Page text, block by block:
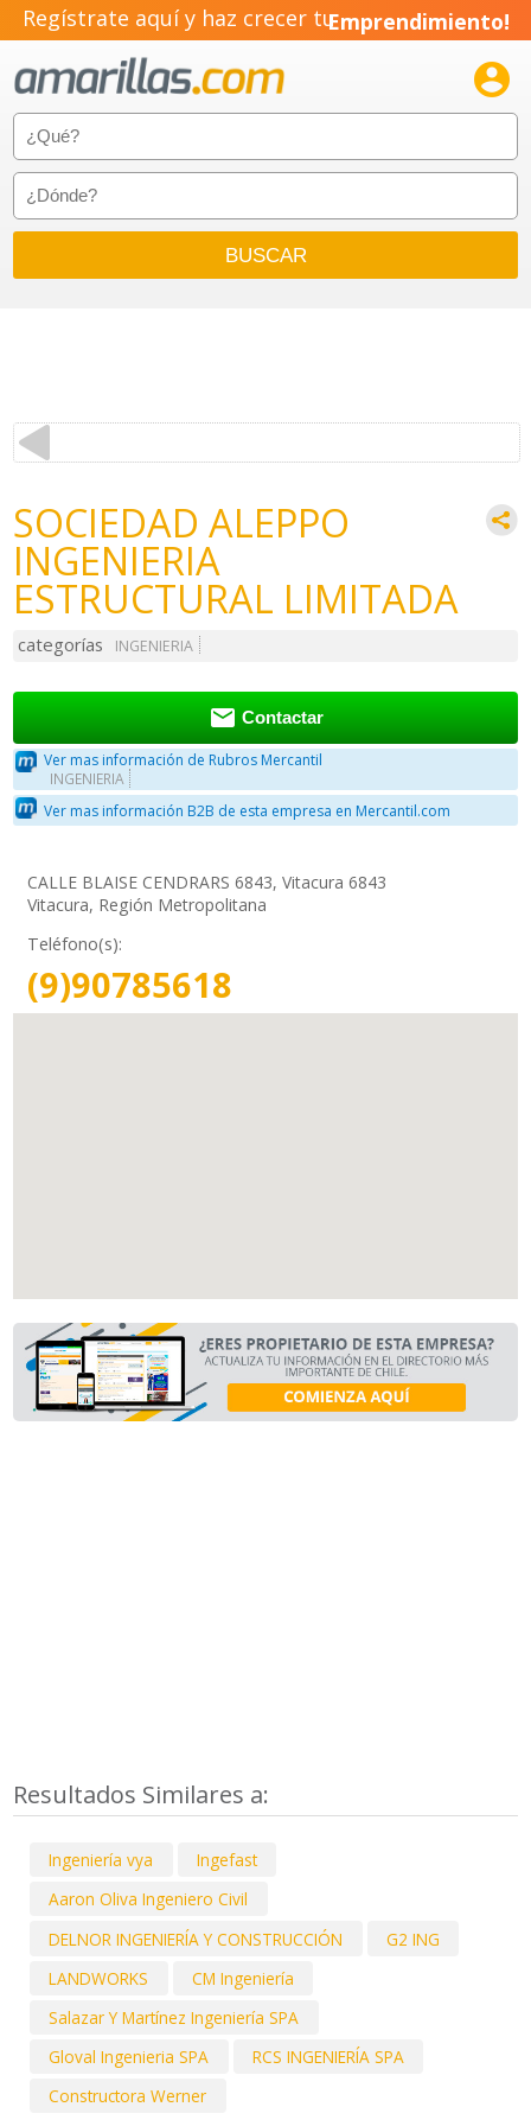
Regístrate aquí y haz crecer tuEmprendimiento!

SOCIEDAD ALEPPO
INGENIERIA
ESTRUCTURAL LIMITADA
categorías INGENIERIA
 Contactar
Ver mas información de Rubros Mercantil
INGENIERIA
Ver mas información B2B de esta empresa en Mercantil.com
CALLE BLAISE CENDRARS 6843, Vitacura 6843
Vitacura, Región Metropolitana
Teléfono(s):
(9)90785618
Resultados Similares a:
Ingeniería vya
Ingefast
Aaron Oliva Ingeniero Civil
DELNOR INGENIERÍA Y CONSTRUCCIÓN
G2 ING
LANDWORKS
CM Ingeniería
Salazar Y Martínez Ingeniería SPA
Gloval Ingenieria SPA
RCS INGENIERÍA SPA
Constructora Werner